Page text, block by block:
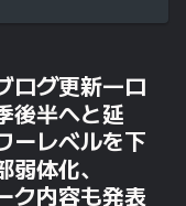
ログ更新―ロ
後半へと延
ーレベルを下
体化、
ク内容も発表